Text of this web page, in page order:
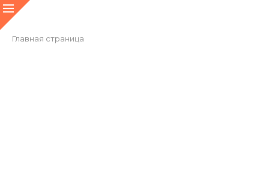
Главная страница